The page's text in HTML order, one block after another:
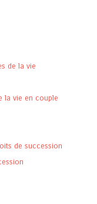
de la vie
la vie en couple
de succession